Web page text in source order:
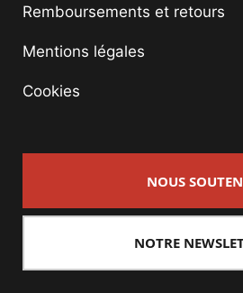
Remboursements et retours
Mentions légales
Cookies
NOUS
NOTRE